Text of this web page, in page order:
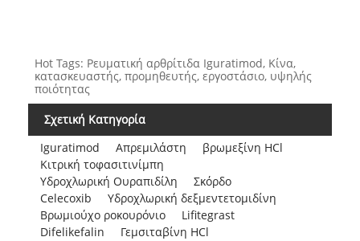
Hot Tags: Ρευματική αρθρίτιδα Iguratimod, Κίνα,
κατασκευαστής, προμηθευτής, εργοστάσιο, υψηλής
ποιότητας
Σχετική Κατηγορία
Iguratimod
Απρεμιλάστη
βρωμεξίνη HCl
Κιτρική τοφασιτινίμπη
Υδροχλωρική Ουραπιδίλη
Σκόρδο
Celecoxib
Υδροχλωρική δεξμεντετομιδίνη
Βρωμιούχο ροκουρόνιο
Lifitegrast
Difelikefalin
Γεμσιταβίνη HCl